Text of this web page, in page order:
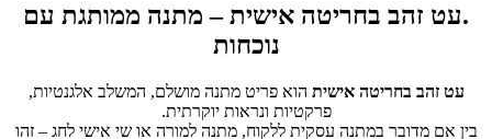
.עט זהב בחריטה אישית – מתנה ממותגת עם
נוכחות
עט זהב בחריטה אישית הוא פריט מתנה מושלם, המשלב אלגנטיות,
פרקטיות ונראות יוקרתית.
בין אם מדובר במתנה עסקית ללקוח, מתנה למורה או שי אישי לחג – זהו